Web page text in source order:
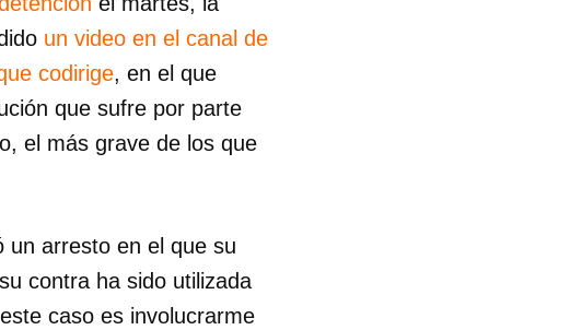
un video en el canal de
codirige, en el que
que sufre por parte
el más grave de los que
un arresto en el que su
contra ha sido utilizada
caso es involucrarme